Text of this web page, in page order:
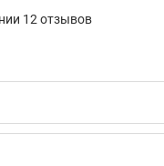
12 отзывов